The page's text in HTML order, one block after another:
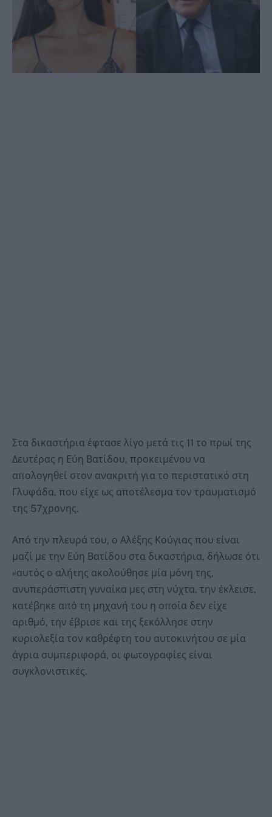
Στα δικαστήρια έφτασε λίγο μετά τις 11 το πρωί της
Δευτέρας η Εύη Βατίδου, προκειμένου να
απολογηθεί στον ανακριτή για το περιστατικό στη
Γλυφάδα, που είχε ως αποτέλεσμα τον τραυματισμό
της 57χρονης.
Από την πλευρά του, ο Αλέξης Κούγιας που είναι
μαζί με την Εύη Βατίδου στα δικαστήρια, δήλωσε ότι
«αυτός ο αλήτης ακολούθησε μία μόνη της,
ανυπεράσπιστη γυναίκα μες στη νύχτα, την έκλεισε,
κατέβηκε από τη μηχανή του η οποία δεν είχε
αριθμό, την έβρισε και της ξεκόλλησε στην
κυριολεξία τον καθρέφτη του αυτοκινήτου σε μία
άγρια συμπεριφορά, οι φωτογραφίες είναι
συγκλονιστικές.